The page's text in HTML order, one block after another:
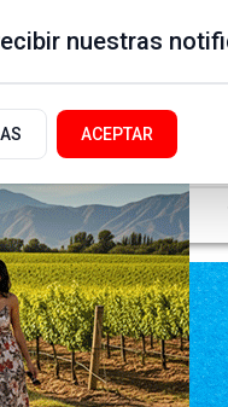
DEPORTES
nuestras
ACEPTAR